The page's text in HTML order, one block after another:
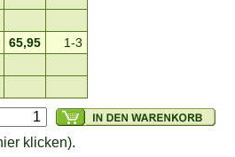
65,95
1-3
klicken).